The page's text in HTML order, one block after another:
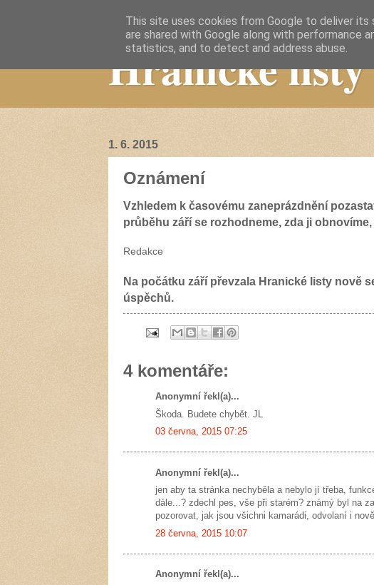
Hranické listy
1. 6. 2015
Oznámení
Vzhledem k časovému zaneprázdnění
průběhu září se rozhodneme, zda ji
Redakce
Na počátku září převzala Hranické listy nově
úspěchů.
4 komentáře:
Anonymní řekl(a)...
Škoda. Budete chybět. JL
03 června, 2015 07:25
Anonymní řekl(a)...
jen aby ta stránka nechyběla a nebylo jí třeba,
dále...? zdechl pes, vše při starém? známý byl na
pozorovat, jak jsou všichni kamarádi, odvolaní i
28 června, 2015 10:07
Anonymní řekl(a)...
This site uses cookies from Google to deliver its
are shared with Google along with performance
statistics, and to detect and address abuse.